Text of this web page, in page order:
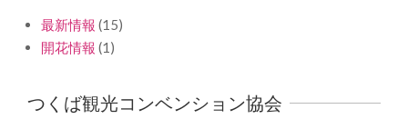
最新情報 (15)
開花情報 (1)
つくば観光コンベンション協会